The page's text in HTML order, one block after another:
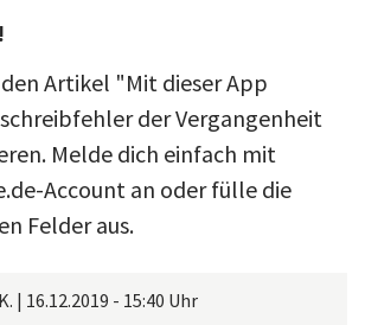
Artikel "Mit dieser App
der Vergangenheit
Melde dich einfach mit
Account an oder fülle die
Felder aus.
| 16.12.2019 - 15:40 Uhr